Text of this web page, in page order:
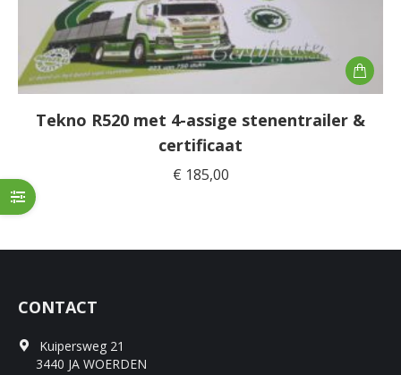
Tekno R520 met 4-assige stenentrailer &
certificaat
€ 185,00
CONTACT
Kuipersweg 21
3440 JA WOERDEN